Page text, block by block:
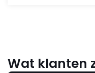
Wat klanten